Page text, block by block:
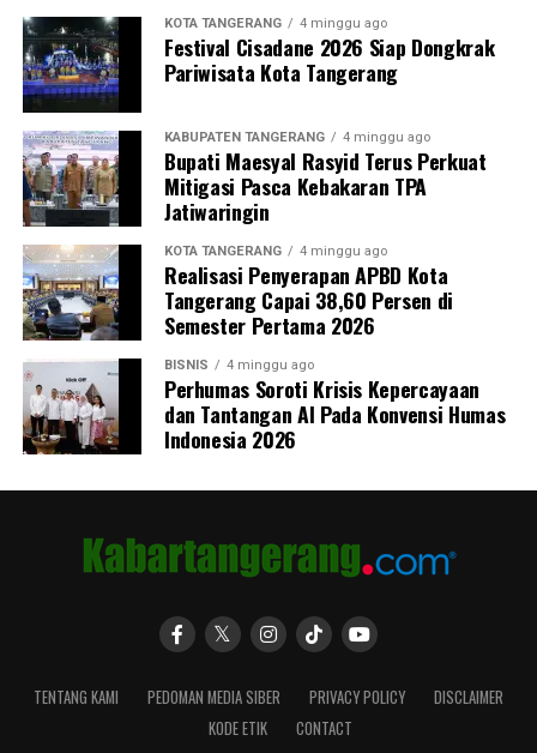
KOTA TANGERANG 4 minggu ago
Festival Cisadane 2026 Siap Dongkrak
Pariwisata Kota Tangerang
KABUPATEN TANGERANG 4 minggu ago
Bupati Maesyal Rasyid Terus Perkuat
Mitigasi Pasca Kebakaran TPA
Jatiwaringin
KOTA TANGERANG 4 minggu ago
Realisasi Penyerapan APBD Kota
Tangerang Capai 38,60 Persen di
Semester Pertama 2026
BISNIS 4 minggu ago
Perhumas Soroti Krisis Kepercayaan
dan Tantangan AI Pada Konvensi Humas
Indonesia 2026
TENTANG KAMI PEDOMAN MEDIA SIBER PRIVACY POLICY
DISCLAIMER
KODE ETIK
CONTACT